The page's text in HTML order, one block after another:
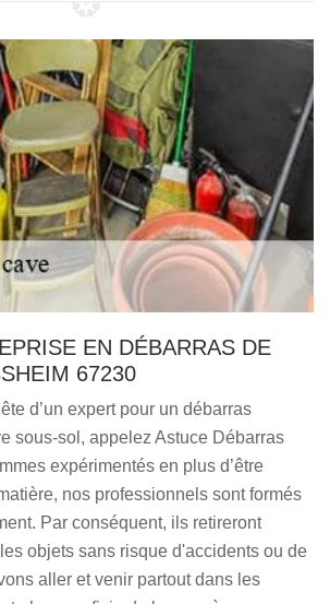
EN DÉBARRAS DE
67230
d’un expert pour un débarras
sous-sol, appelez Astuce Débarras
expérimentés en plus d’être
nos professionnels sont formés
Par conséquent, ils retireront
objets sans risque d'accidents ou de
aller et venir partout dans les